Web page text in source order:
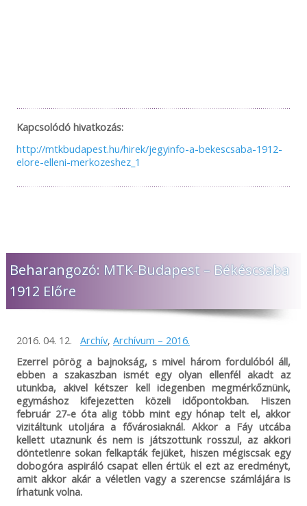
Kapcsolódó hivatkozás:
http://mtkbudapest.hu/hirek/jegyinfo-a-bekescsaba-1912-
elore-elleni-merkozeshez_1
Beharangozó: MTK-Budapest – Békéscsaba
1912 Előre
2016. 04. 12. Archív, Archívum – 2016.
Ezerrel pörög a bajnokság, s mivel három fordulóból áll,
ebben a szakaszban ismét egy olyan ellenfél akadt az
utunkba, akivel kétszer kell idegenben megmérkőznünk,
egymáshoz kifejezetten közeli időpontokban. Hiszen
február 27-e óta alig több mint egy hónap telt el, akkor
vizitáltunk utoljára a fővárosiaknál. Akkor a Fáy utcába
kellett utaznunk és nem is játszottunk rosszul, az akkori
döntetlenre sokan felkapták fejüket, hiszen mégiscsak egy
dobogóra aspiráló csapat ellen értük el ezt az eredményt,
amit akkor akár a véletlen vagy a szerencse számlájára is
írhatunk volna.